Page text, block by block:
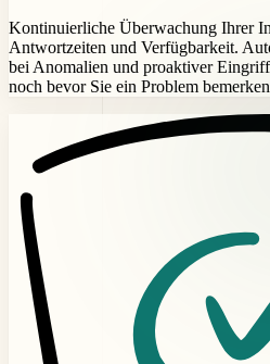
Kontinuierliche Überwachung Ihrer
Antwortzeiten und Verfügbarkeit.
bei Anomalien und proaktiver Eingriff
noch bevor Sie ein Problem